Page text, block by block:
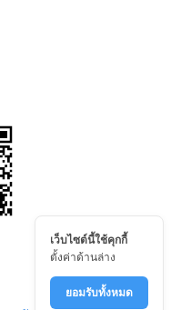
เว็บไซต์นี้ใช้คุกกี้
ตั้งค่าด้านล่าง
ยอมรับทั้งหมด